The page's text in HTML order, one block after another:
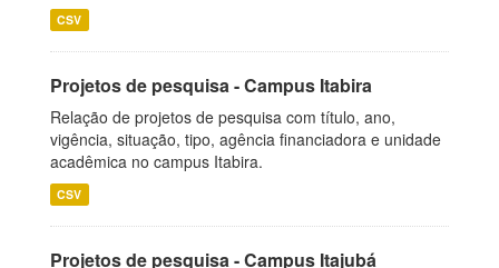
CSV
Projetos de pesquisa - Campus Itabira
Relação de projetos de pesquisa com título, ano,
vigência, situação, tipo, agência financiadora e unidade
acadêmica no campus Itabira.
CSV
Projetos de pesquisa - Campus Itajubá